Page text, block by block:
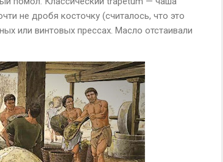
не дробя косточку (считалось, что это
или винтовых прессах. Масло отстаивали